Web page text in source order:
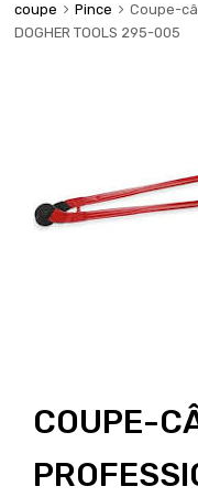
coupe
Pince
Coupe-
DOGHER TOOLS 295-005
COUPE-